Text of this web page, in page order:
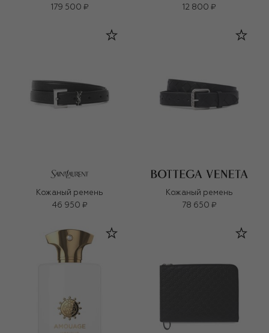
179 500 ₽
12 800 ₽
Кожаный ремень
46 950 ₽
Кожаный ремень
78 650 ₽